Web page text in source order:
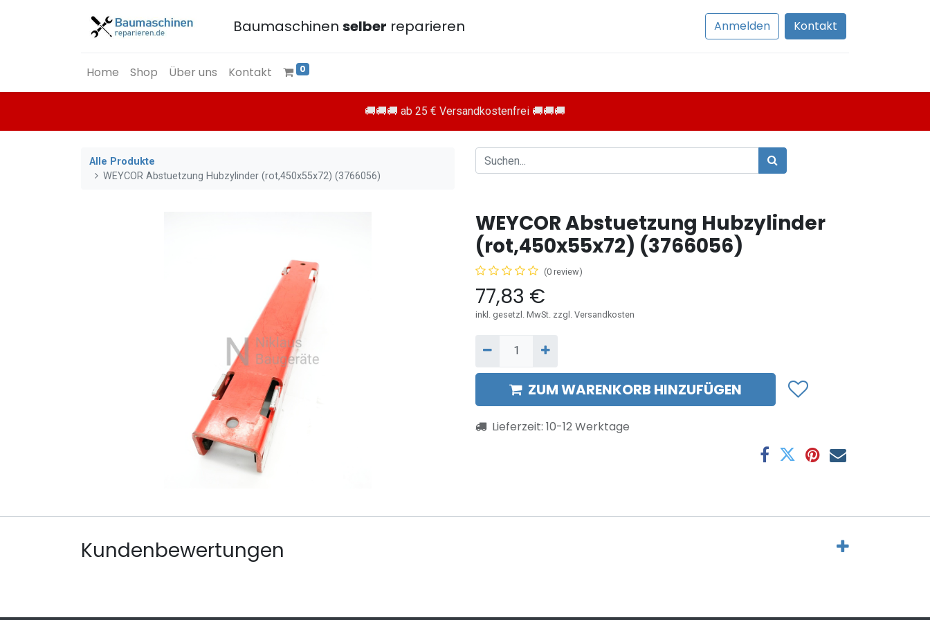
Baumaschinen selber reparieren Anmelden Kontakt
Home Shop Über uns Kontakt 0
🚚🚚🚚 ab 25 € Versandkostenfrei 🚚🚚🚚
Alle Produkte
WEYCOR Abstuetzung Hubzylinder (rot,450x55x72) (3766056)
WEYCOR Abstuetzung Hubzylinder
(rot,450x55x72) (3766056)
(0 review)
77,83 €
inkl. gesetzl. MwSt. zzgl. Versandkosten
ZUM WARENKORB HINZUFÜGEN
Lieferzeit: 10-12Werktage
Kundenbewertungen